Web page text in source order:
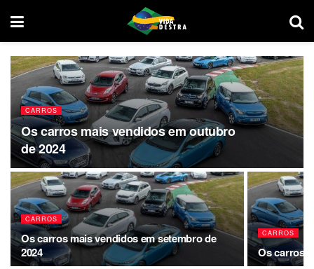
CARROS
Os carros mais vendidos em outubro
de 2024
CARROS
Os carros mais vendidos em setembro de
2024
CARROS
Os carros